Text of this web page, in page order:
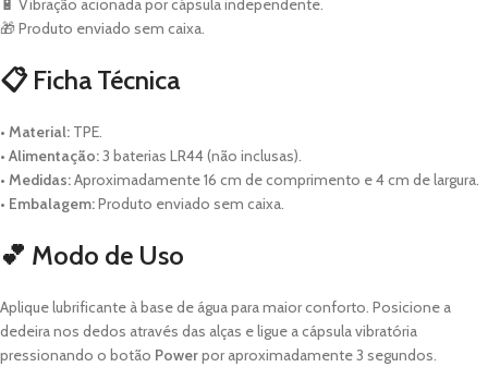
🔋 Vibração acionada por cápsula independente.
🎁 Produto enviado sem caixa.
📋 Ficha Técnica
• Material: TPE.
• Alimentação:3 baterias LR44 (não inclusas).
• Medidas:Aproximadamente 16 cm de comprimento e 4 cm de largura.
• Embalagem:Produto enviado sem caixa.
💕 Modo de Uso
Aplique lubrificante à base de água para maior conforto. Posicione a
dedeira nos dedos através das alças e ligue a cápsula vibratória
pressionando o botão Powerpor aproximadamente 3 segundos.